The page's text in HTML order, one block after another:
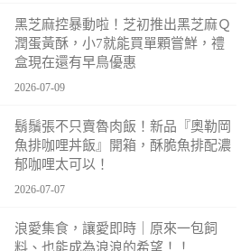
黑芝麻控暴動啦！芝初推出黑芝麻Ｑ
潤蛋黃酥，小7就能買單顆嘗鮮，禮
盒現在還有早鳥優惠
2026-07-09
鬍鬚張不只賣魯肉飯！新品『奧勒岡
魚排咖哩丼飯』開箱，酥脆魚排配濃
郁咖哩太可以！
2026-07-07
浪愛集食，讓愛即時｜原來一包飼
料、也能成為浪浪的希望！！